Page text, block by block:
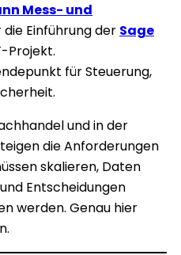
Mess- und
die Einführung der Sage
Projekt.
für Steuerung,
und in der
die Anforderungen
skalieren, Daten
Entscheidungen
werden. Genau hier